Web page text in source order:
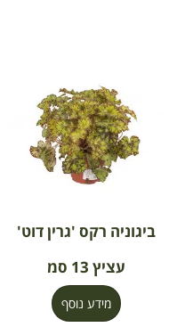
ביגוניה רקס 'גרין דוט'
עציץ 13 סמ
מידע נוסף